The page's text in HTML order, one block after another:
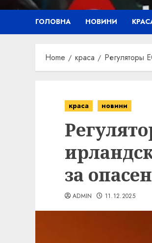
ГОЛОВНА НОВИНИ
Home краса Регуляторы
краса новини
за
ADMIN 11.12.2025